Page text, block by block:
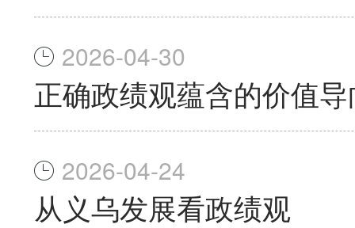
2026-04-30
正确政绩观蕴含的价值
2026-04-24
从义乌发展看政绩观